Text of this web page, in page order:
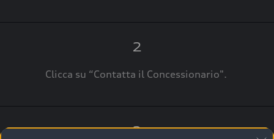
2
Clicca su “Contatta il Concessionario".
3